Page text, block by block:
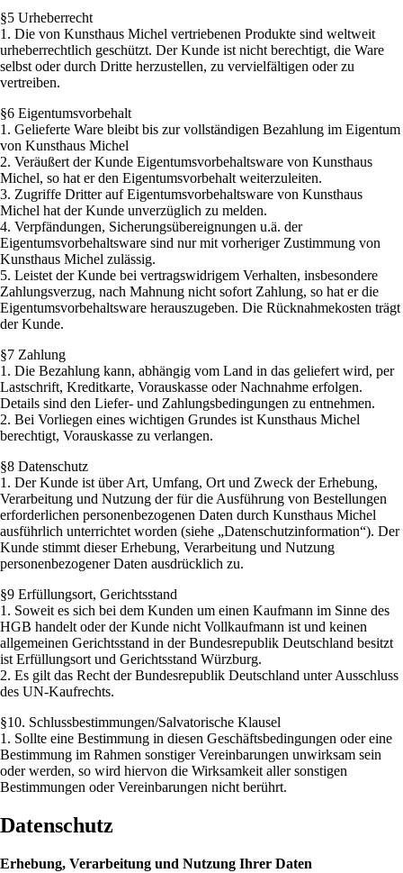
§5 Urheberrecht
1. Die von Kunsthaus Michel vertriebenen Produkte sind weltweit
urheberrechtlich geschützt. Der Kunde ist nicht berechtigt, die Ware
selbst oder durch Dritte herzustellen, zu vervielfältigen oder zu
vertreiben.
§6 Eigentumsvorbehalt
1. Gelieferte Ware bleibt bis zur vollständigen Bezahlung im Eigentum
von Kunsthaus Michel
2. Veräußert der Kunde Eigentumsvorbehaltsware von Kunsthaus
Michel, so hat er den Eigentumsvorbehalt weiterzuleiten.
3. Zugriffe Dritter auf Eigentumsvorbehaltsware von Kunsthaus
Michel hat der Kunde unverzüglich zu melden.
4. Verpfändungen, Sicherungsübereignungen u.ä. der
Eigentumsvorbehaltsware sind nur mit vorheriger Zustimmung von
Kunsthaus Michel zulässig.
5. Leistet der Kunde bei vertragswidrigem Verhalten, insbesondere
Zahlungsverzug, nach Mahnung nicht sofort Zahlung, so hat er die
Eigentumsvorbehaltsware herauszugeben. Die Rücknahmekosten trägt
der Kunde.
§7 Zahlung
1. Die Bezahlung kann, abhängig vom Land in das geliefert wird, per
Lastschrift, Kreditkarte, Vorauskasse oder Nachnahme erfolgen.
Details sind den Liefer- und Zahlungsbedingungen zu entnehmen.
2. Bei Vorliegen eines wichtigen Grundes ist Kunsthaus Michel
berechtigt, Vorauskasse zu verlangen.
§8 Datenschutz
1. Der Kunde ist über Art, Umfang, Ort und Zweck der Erhebung,
Verarbeitung und Nutzung der für die Ausführung von Bestellungen
erforderlichen personenbezogenen Daten durch Kunsthaus Michel
ausführlich unterrichtet worden (siehe „Datenschutzinformation“). Der
Kunde stimmt dieser Erhebung, Verarbeitung und Nutzung
personenbezogener Daten ausdrücklich zu.
§9 Erfüllungsort, Gerichtsstand
1. Soweit es sich bei dem Kunden um einen Kaufmann im Sinne des
HGB handelt oder der Kunde nicht Vollkaufmann ist und keinen
allgemeinen Gerichtsstand in der Bundesrepublik Deutschland besitzt
ist Erfüllungsort und Gerichtsstand Würzburg.
2. Es gilt das Recht der Bundesrepublik Deutschland unter Ausschluss
des UN-Kaufrechts.
§10. Schlussbestimmungen/Salvatorische Klausel
1. Sollte eine Bestimmung in diesen Geschäftsbedingungen oder eine
Bestimmung im Rahmen sonstiger Vereinbarungen unwirksam sein
oder werden, so wird hiervon die Wirksamkeit aller sonstigen
Bestimmungen oder Vereinbarungen nicht berührt.
Datenschutz
Erhebung, Verarbeitung und Nutzung Ihrer Daten